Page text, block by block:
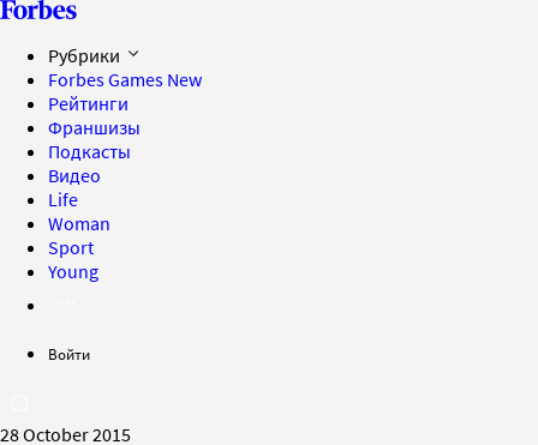
Рубрики
Forbes Games New
Рейтинги
Франшизы
Подкасты
Видео
Life
Woman
Sport
Young
Войти
28 October 2015